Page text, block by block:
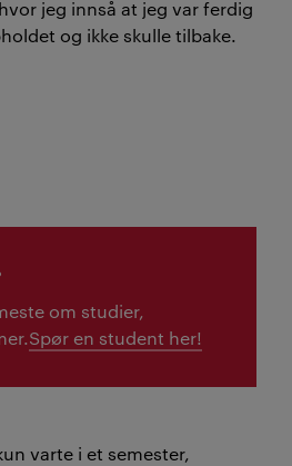
jeg innså at jeg var ferdig
og ikke skulle tilbake.
om studier,
Spør en student her!
varte i et semester,